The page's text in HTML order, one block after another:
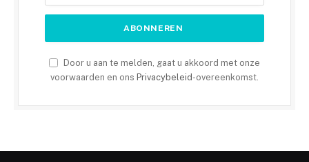
Door u aan te melden, gaat u akkoord met onze
voorwaarden en ons Privacybeleid-overeenkomst.